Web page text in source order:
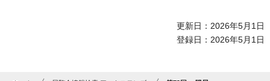
更新日：2026年5月1日
登録日：2026年5月1日